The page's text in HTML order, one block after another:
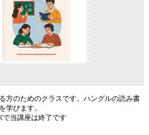
方のためのクラスです。ハングルの読み書
学びます。
当講座は終了です